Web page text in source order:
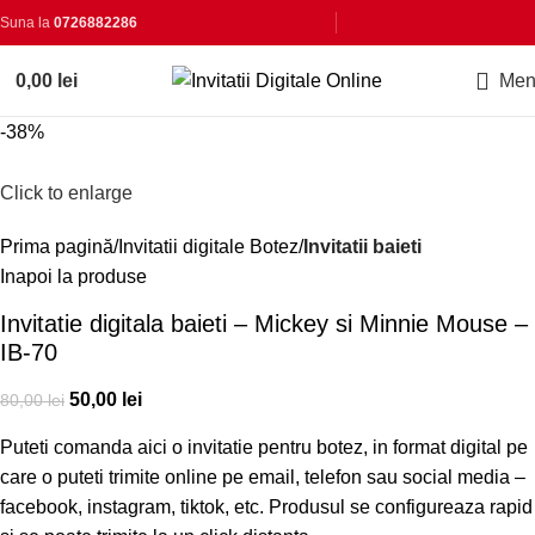
Suna la 0726882286
0,00 lei
-38%
Click to enlarge
Prima pagină Invitatii digitale Botez Invitatii baieti
Inapoi la produse
Invitatie digitala baieti – Mickey si Minnie Mouse –
IB-70
80,00lei 50,00 lei
Puteti comanda aici o invitatie pentru botez, in format digital pe
care o puteti trimite online pe email, telefon sau social media –
facebook, instagram, tiktok, etc. Produsul se configureaza rapid